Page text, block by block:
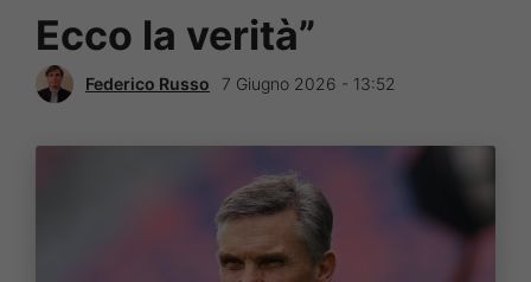
Ecco la verità”
Federico Russo 7 Giugno 2026 - 13:52